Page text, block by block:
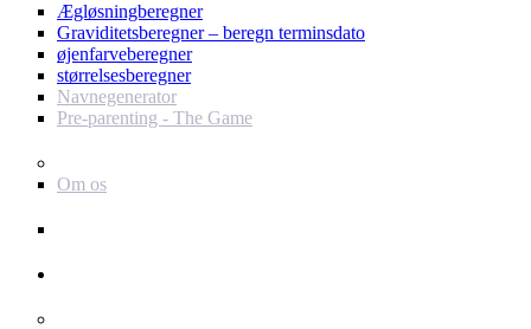
Ægløsningberegner
Graviditetsberegner – beregn terminsdato
øjenfarveberegner
størrelsesberegner
Navnegenerator
Pre-parenting - The Game
Om os